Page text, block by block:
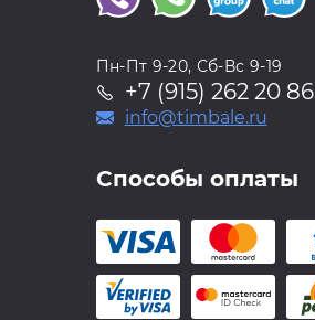
Пн-Пт 9-20, Сб-Вс 9-19
+7 (915) 262 20 86
info@timbale.ru
Способы оплаты